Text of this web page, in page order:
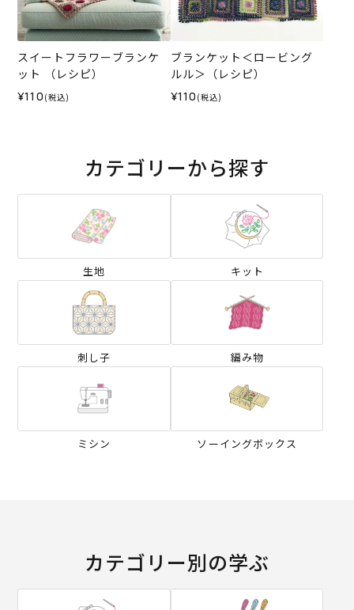
スイートフラワーブランケ
ット （レシピ）
¥110 (税込)
ブランケット＜ロービング
ルル＞（レシピ）
¥110 (税込)
カテゴリーから探す
生地 キット
刺し子 編み物
ミシン ソーイングボックス
カテゴリー別の学ぶ